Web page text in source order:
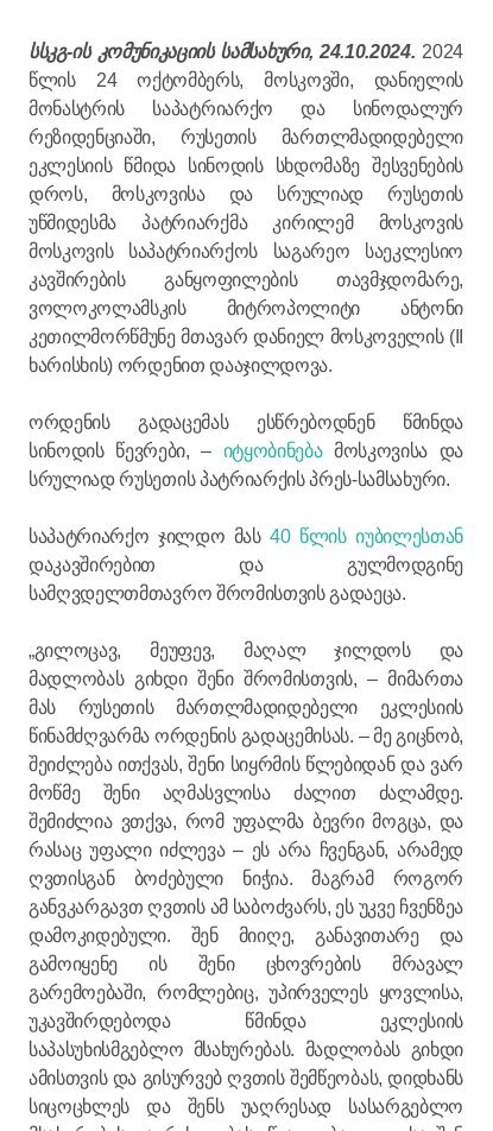
სსკგ-ის კომუნიკაციის სამსახური, 24.10.2024. 2024
წლის 24 ოქტომბერს, მოსკოვში, დანიელის
მონასტრის საპატრიარქო და სინოდალურ
რეზიდენციაში, რუსეთის მართლმადიდებელი
ეკლესიის წმიდა სინოდის სხდომაზე შესვენების
დროს, მოსკოვისა და სრულიად რუსეთის
უწმიდესმა პატრიარქმა კირილემ მოსკოვის
მოსკოვის საპატრიარქოს საგარეო საეკლესიო
კავშირების განყოფილების თავმჯდომარე,
ვოლოკოლამსკის მიტროპოლიტი ანტონი
კეთილმორწმუნე მთავარ დანიელ მოსკოველის (II
ხარისხის) ორდენით დააჯილდოვა.
ორდენის გადაცემას ესწრებოდნენ წმინდა
სინოდის წევრები, – იტყობინებამოსკოვისა და
სრულიად რუსეთის პატრიარქის პრეს-სამსახური.
საპატრიარქო ჯილდო მას40 წლის იუბილესთან
დაკავშირებით და გულმოდგინე
სამღვდელთმთავრო შრომისთვის გადაეცა.
„გილოცავ, მეუფევ, მაღალ ჯილდოს და
მადლობას გიხდი შენი შრომისთვის, – მიმართა
მას რუსეთის მართლმადიდებელი ეკლესიის
წინამძღვარმა ორდენის გადაცემისას. – მე გიცნობ,
შეიძლება ითქვას, შენი სიყრმის წლებიდან და ვარ
მოწმე შენი აღმასვლისა ძალით ძალამდე.
შემიძლია ვთქვა, რომ უფალმა ბევრი მოგცა, და
რასაც უფალი იძლევა – ეს არა ჩვენგან, არამედ
ღვთისგან ბოძებული ნიჭია. მაგრამ როგორ
განვკარგავთ ღვთის ამ საბოძვარს, ეს უკვე ჩვენზეა
დამოკიდებული. შენ მიიღე, განავითარე და
გამოიყენე ის შენი ცხოვრების მრავალ
გარემოებაში, რომლებიც, უპირველეს ყოვლისა,
უკავშირდებოდა წმინდა ეკლესიის
საპასუხისმგებლო მსახურებას. მადლობას გიხდი
ამისთვის და გისურვებ ღვთის შემწეობას, დიდხანს
სიცოცხლეს და შენს უაღრესად სასარგებლო